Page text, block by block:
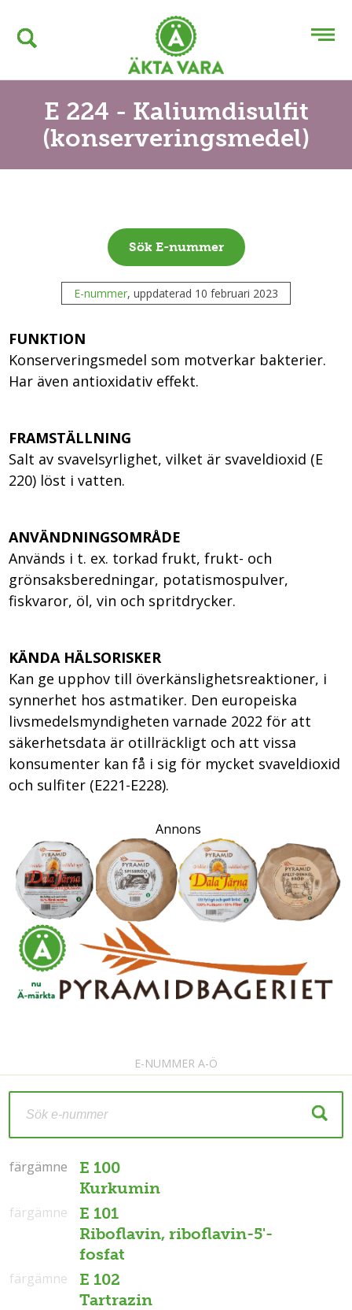
E 224 - Kaliumdisulfit
(konserveringsmedel)
Sök E-nummer
E-nummer, uppdaterad 10 februari 2023
FUNKTION
Konserveringsmedel som motverkar bakterier.
Har även antioxidativ effekt.
FRAMSTÄLLNING
Salt av svavelsyrlighet, vilket är svaveldioxid (E
220) löst i vatten.
ANVÄNDNINGSOMRÅDE
Används i t. ex. torkad frukt, frukt- och
grönsaksberedningar, potatismospulver,
fiskvaror, öl, vin och spritdrycker.
KÄNDA HÄLSORISKER
Kan ge upphov till överkänslighetsreaktioner, i
synnerhet hos astmatiker. Den europeiska
livsmedelsmyndigheten varnade 2022 för att
säkerhetsdata är otillräckligt och att vissa
konsumenter kan få i sig för mycket svaveldioxid
och sulfiter (E221-E228).
Annons
E-NUMMER A-Ö
E 100
Kurkumin
färgämne
färgämne
E 101
Riboflavin, riboflavin-5'-
fosfat
färgämne
E 102
Tartrazin
färgämne